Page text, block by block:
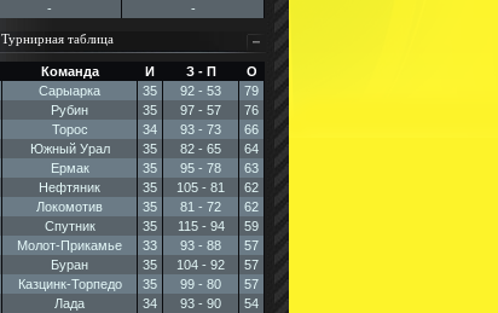
-
-
Турнирная таблица
Команда И З - П
О
Сарыарка 35 92 - 53
79
Рубин 35 97 - 57
76
Торос 34 93 - 73
66
Южный Урал 35 82 - 65
64
Ермак 35 95 - 78
63
Нефтяник 35 105 - 81
62
Локомотив 35 81 - 72
62
Спутник 35 115 - 94
59
Молот-Прикамье 33 93 - 88
57
Буран 35 104 - 92
57
Казцинк-Торпедо 35 99 - 80
57
Лада 34 93 - 90
54